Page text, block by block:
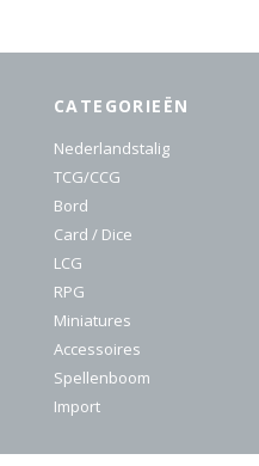
CATEGORIEËN
Nederlandstalig
TCG/CCG
Bord
Card / Dice
LCG
RPG
Miniatures
Accessoires
Spellenboom
Import